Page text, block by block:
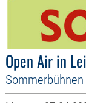
Open Air in